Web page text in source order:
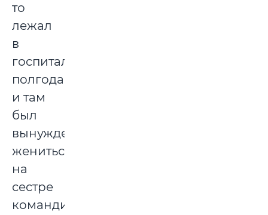
то
лежал
в
госпитале
полгода,
и там
был
вынужден
жениться
на
сестре
командира